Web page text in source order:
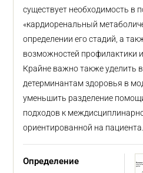
существует необходимость в
«кардиоренальный
определении его стадий, а
возможностей профилактики
Крайне важно также уделить
детерминантам здоровья в
уменьшить разделение
подходов к
ориентированной на пациента.
Определение